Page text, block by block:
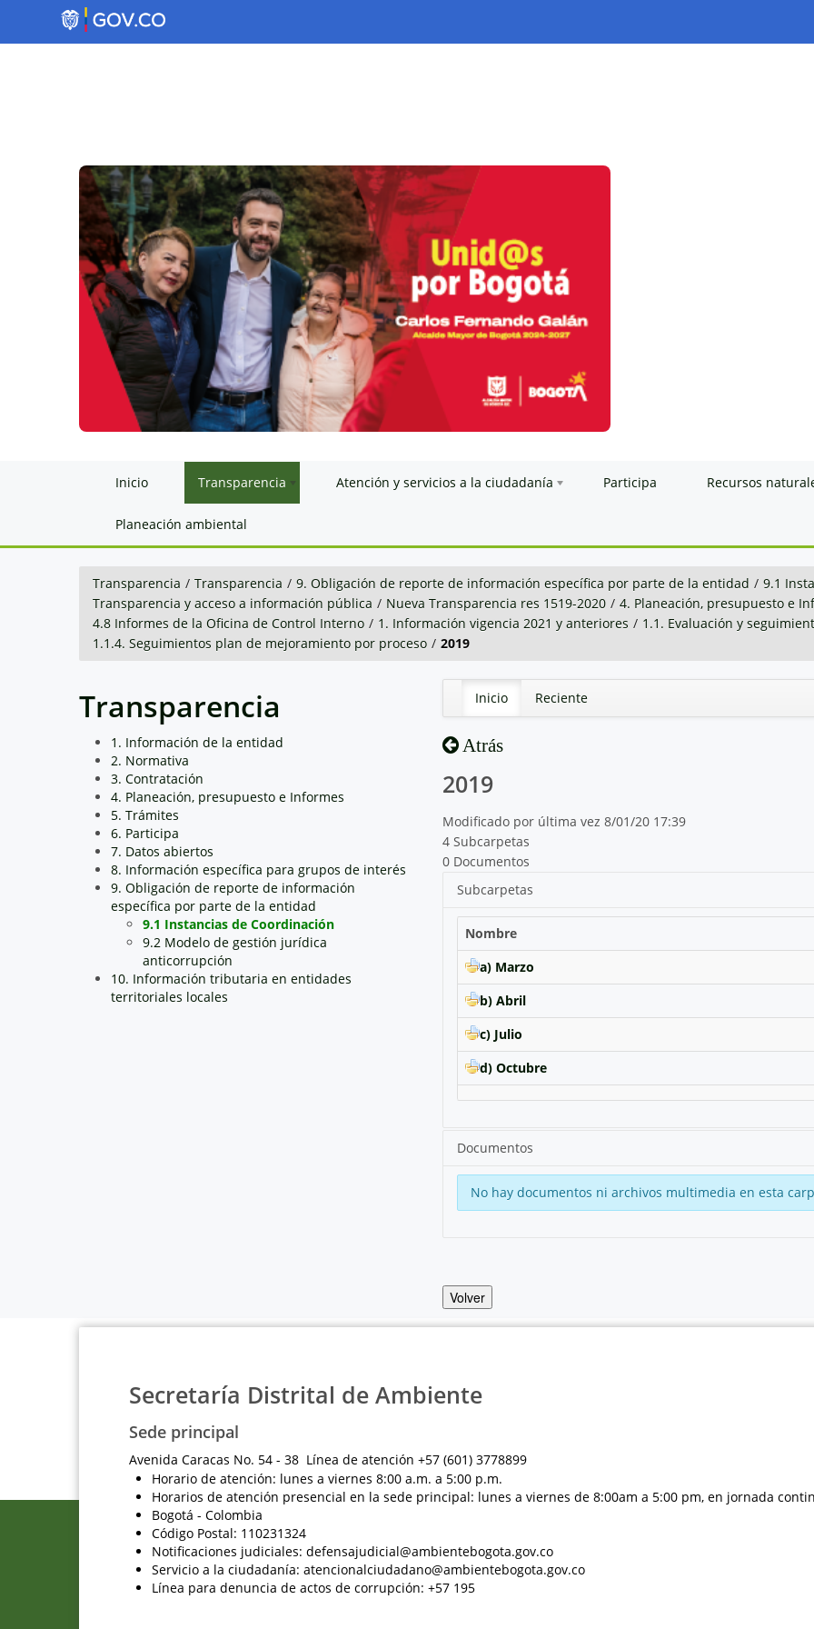
Inicio Transparencia Atención y servicios a la ciudadanía Participa Recursos
Planeación ambiental
Transparencia / Transparencia / 9. Obligación de reporte de información específica por parte de la entidad / 9.1
Transparencia y acceso a información pública / Nueva Transparencia res 1519-2020 / 4. Planeación, presupuesto e
4.8 Informes de la Oficina de Control Interno / 1. Información vigencia 2021 y anteriores / 1.1. Evaluación y
1.1.4. Seguimientos plan de mejoramiento por proceso / 2019
Transparencia
1. Información de la entidad
2. Normativa
3. Contratación
4. Planeación, presupuesto e Informes
5. Trámites
6. Participa
7. Datos abiertos
8. Información específica para grupos de interés
9. Obligación de reporte de información
específica por parte de la entidad
9.1 Instancias de Coordinación
9.2 Modelo de gestión jurídica
anticorrupción
10. Información tributaria en entidades
territoriales locales
Inicio Reciente
Atrás
2019
Modificado por última vez 8/01/20 17:39
4 Subcarpetas
0 Documentos
Subcarpetas
Nombre
a) Marzo
b) Abril
c) Julio
d) Octubre
Documentos
No hay documentos ni archivos multimedia en esta
Volver
Secretaría Distrital de Ambiente
Sede principal
Avenida Caracas No. 54 - 38 Línea de atención +57 (601) 3778899
Horario de atención: lunes a viernes 8:00 a.m. a 5:00 p.m.
Horarios de atención presencial en la sede principal: lunes a viernes de 8:00am a 5:00 pm, en jornada
Bogotá - Colombia
Código Postal: 110231324
Notificaciones judiciales: defensajudicial@ambientebogota.gov.co
Servicio a la ciudadanía: atencionalciudadano@ambientebogota.gov.co
Línea para denuncia de actos de corrupción: +57 195